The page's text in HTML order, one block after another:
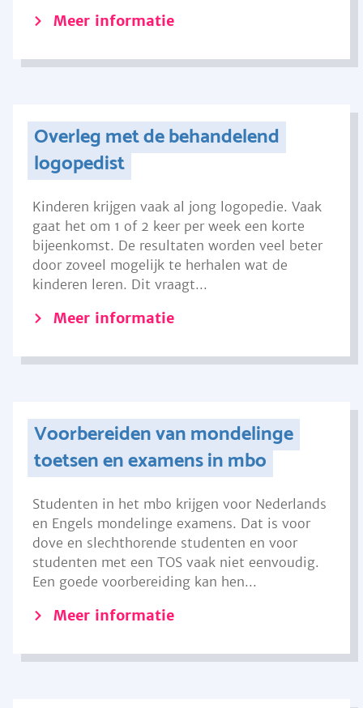
Meer informatie
Overleg met de behandelend
logopedist
Kinderen krijgen vaak al jong logopedie. Vaak
gaat het om 1 of 2 keer per week een korte
bijeenkomst. De resultaten worden veel beter
door zoveel mogelijk te herhalen wat de
kinderen leren. Dit vraagt...
Meer informatie
Voorbereiden van mondelinge
toetsen en examens in mbo
Studenten in het mbo krijgen voor Nederlands
en Engels mondelinge examens. Dat is voor
dove en slechthorende studenten en voor
studenten met een TOS vaak niet eenvoudig.
Een goede voorbereiding kan hen...
Meer informatie